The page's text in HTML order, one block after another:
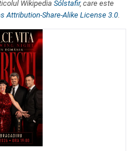
Wikipedia Sólstafir, care este
Attribution-Share-Alike License 3.0.